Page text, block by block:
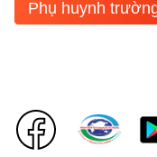
Phụ huynh